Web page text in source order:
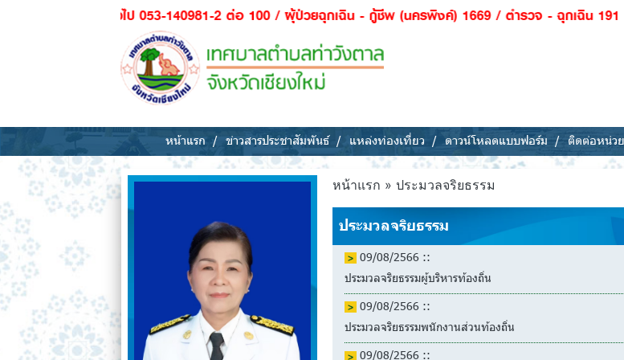
ยนทั่วไป 053-140981-2 ต่อ 100 / ผุ้ป่วยฉุกเฉิน - กู้ชีพ (นครพิงค์) 1669 / ตำรวจ - ฉุกเฉิน 191 / ดับเพลิง -กู้
หน้าแรก ข่าวสารประชาสัมพันธ์ แหล่งท่องเที่ยว ดาวน์โหลดแบบฟอร์ม ติดต่อหน่ว
หน้าแรก » ประมวลจริยธรรม
ประมวลจริยธรรม
09/08/2566 ::
ประมวลจริยธรรมผู้บริหารท้องถิ่น
09/08/2566 ::
ประมวลจริยธรรมพนักงานส่วนท้องถิ่น
09/08/2566 ::